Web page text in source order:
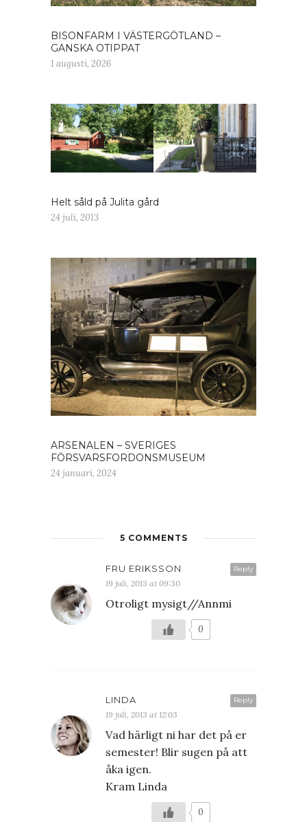
BISONFARM I VÄSTERGÖTLAND –
GANSKA OTIPPAT
1 augusti, 2026
Helt såld på Julita gård
24 juli, 2013
ARSENALEN – SVERIGES
FÖRSVARSFORDONSMUSEUM
24 januari, 2024
5 COMMENTS
Reply
FRU ERIKSSON
19 juli, 2013 at 09:30
Otroligt mysigt//Annmi
0
Reply
LINDA
19 juli, 2013 at 12:03
Vad härligt ni har det på er
semester! Blir sugen på att
åka igen.
Kram Linda
0